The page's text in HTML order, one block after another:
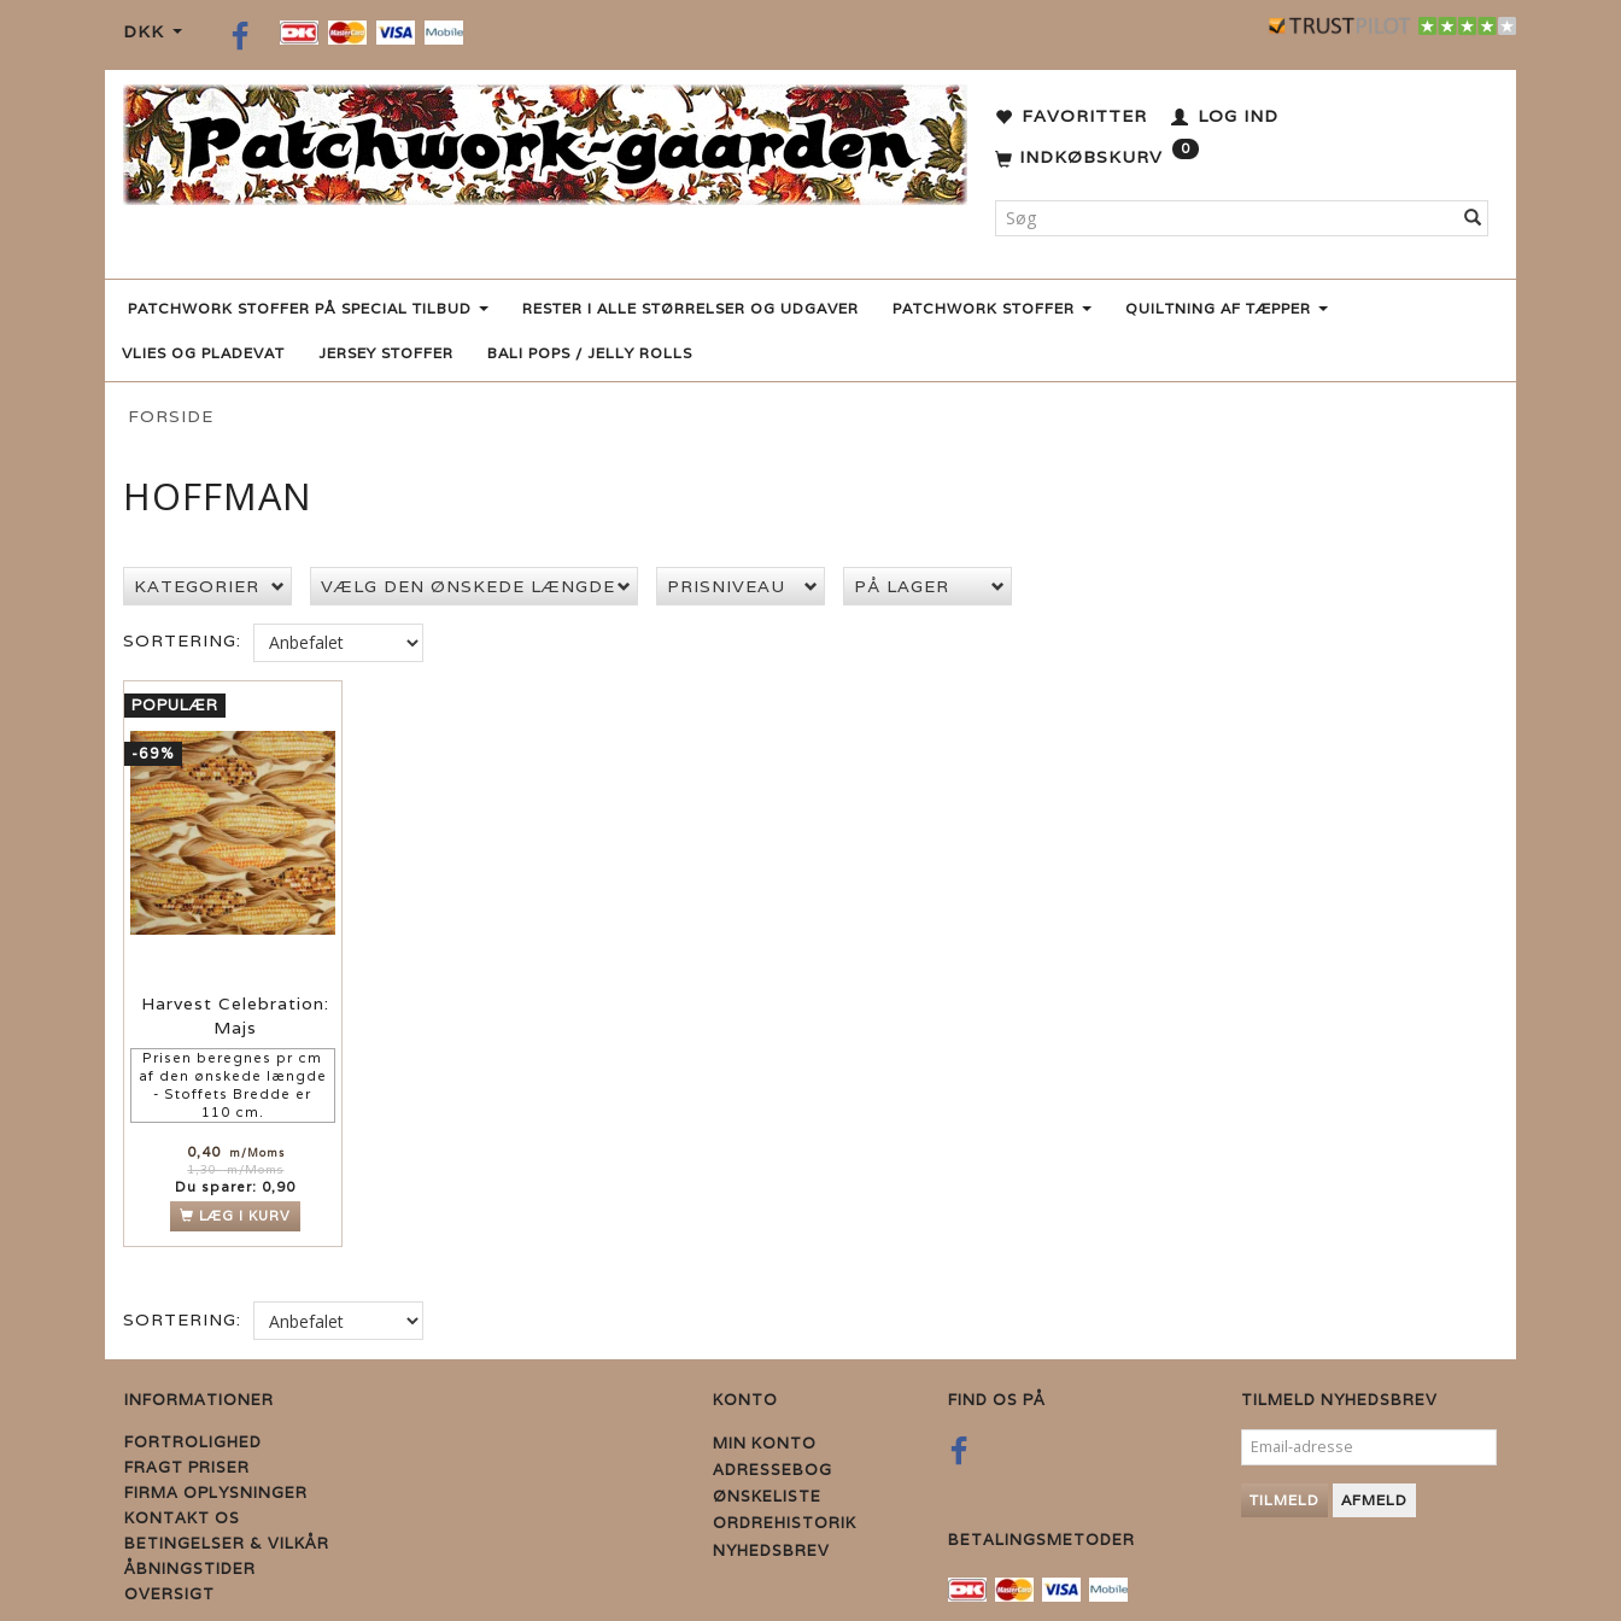
DKK
FAVORITTER
LOG IND
INDKØBSKURV
0
PATCHWORK STOFFER PÅ SPECIAL TILBUD RESTER I ALLE STØRRELSER OG UDGAVER PATCHWORK STOFFER QUILTNING AF TÆPPER
VLIES OG PLADEVAT JERSEY STOFFER BALI POPS / JELLY ROLLS
FORSIDE
HOFFMAN
KATEGORIER VÆLG DEN ØNSKEDE LÆNGDE PRISNIVEAU PÅ LAGER
SORTERING:
POPULÆR
-69%
Harvest Celebration:
Majs
Prisen beregnes pr cm
af den ønskede længde
- Stoffets Bredde er
110 cm.
0,40 m/Moms
1,30m/Moms
Du sparer: 0,90
LÆG I KURV
SORTERING:
INFORMATIONER
FORTROLIGHED
FRAGT PRISER
FIRMA OPLYSNINGER
KONTAKT OS
BETINGELSER & VILKÅR
ÅBNINGSTIDER
OVERSIGT
KONTO
MIN KONTO
ADRESSEBOG
ØNSKELISTE
ORDREHISTORIK
NYHEDSBREV
FIND OS PÅ
BETALINGSMETODER
TILMELD NYHEDSBREV
EMAIL-
ADRESSE
TILMELD AFMELD